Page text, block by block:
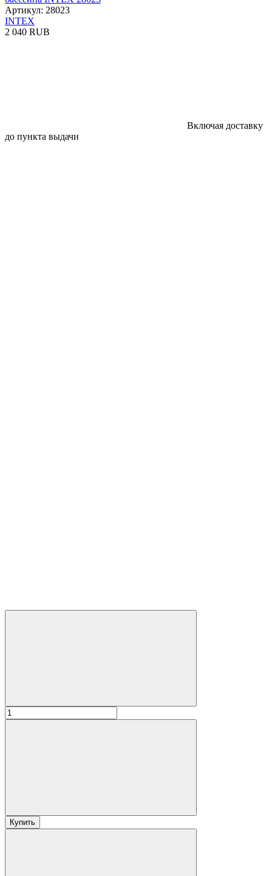
Артикул: 28023
INTEX
2 040 RUB
Включая доставку
до пункта выдачи
Купить